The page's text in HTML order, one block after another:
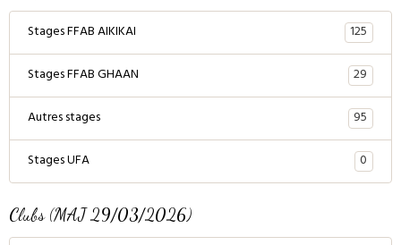
Stages FFAB AIKIKAI
125
Stages FFAB GHAAN
29
Autres stages
95
Stages UFA
0
Clubs (MAJ 29/03/2026)